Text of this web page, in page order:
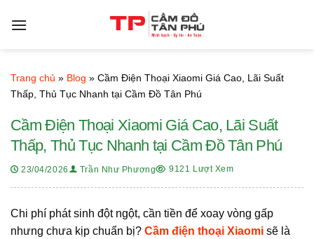
qua
Trang chủ » Blog » Cầm Điện Thoại Xiaomi Giá Cao, Lãi Suất
Thấp, Thủ Tục Nhanh tại Cầm Đồ Tân Phú
Cầm Điện Thoại Xiaomi Giá Cao, Lãi Suất
Thấp, Thủ Tục Nhanh tại Cầm Đồ Tân Phú
23/04/2026 Trần Như Phương 9121 Lượt Xem
Chi phí phát sinh đột ngột, cần tiền để xoay vòng gấp
nhưng chưa kịp chuẩn bị? Cầm điện thoại Xiaomi sẽ là